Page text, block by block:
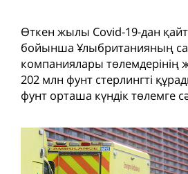
Өткен жылы Covid-19-дан
бойынша Ұлыбританияның
компаниялары
202 млн фунт стерлингті
фунт орташа күндік төлемге